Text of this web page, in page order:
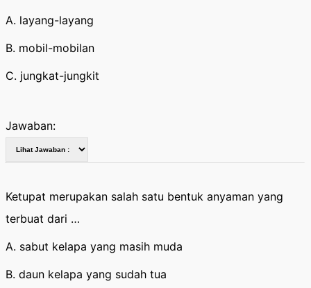
A. layang-layang
B. mobil-mobilan
C. jungkat-jungkit
Jawaban:
Ketupat merupakan salah satu bentuk anyaman yang
terbuat dari …
A. sabut kelapa yang masih muda
B. daun kelapa yang sudah tua